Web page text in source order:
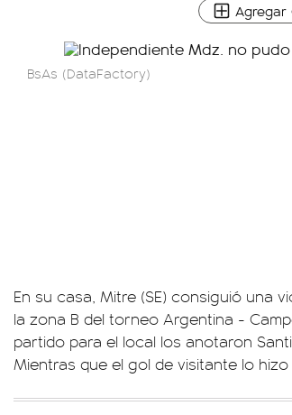
Agregar
BsAs (DataFactory)
En su casa, Mitre (SE) consiguió una
la zona B del torneo Argentina -
partido para el local los anotaron
Mientras que el gol de visitante lo hizo